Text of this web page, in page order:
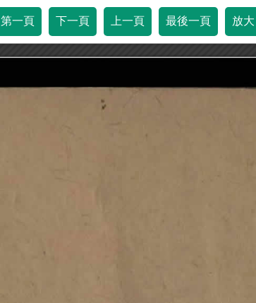
第一頁 下一頁 上一頁 最後一頁 放大